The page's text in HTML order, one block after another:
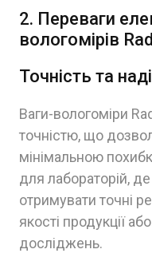
2. Переваги
вологомірів
Точність та
Ваги-вологоміри
точністю, що
мінімальною
для лабораторій,
отримувати точні
якості продукції
досліджень.